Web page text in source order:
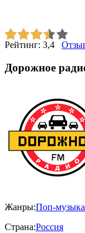
Рейтинг: 3,4
Дорожное
Жанры:Поп-музыка
Страна:Россия